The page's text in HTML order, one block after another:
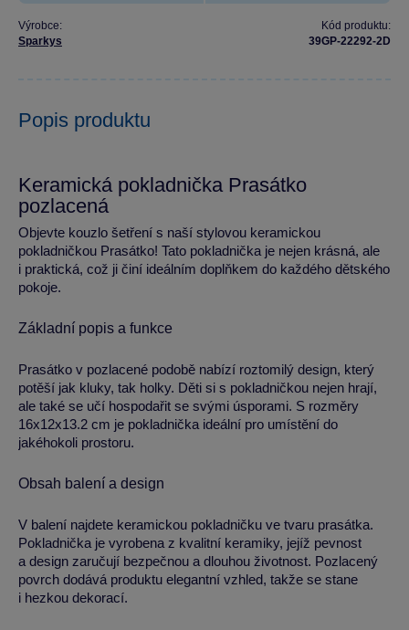
Výrobce:
Sparkys
Kód produktu:
39GP-22292-2D
Popis produktu
Keramická pokladnička Prasátko
pozlacená
Objevte kouzlo šetření s naší stylovou keramickou
pokladničkou Prasátko! Tato pokladnička je nejen krásná, ale
i praktická, což ji činí ideálním doplňkem do každého dětského
pokoje.
Základní popis a funkce
Prasátko v pozlacené podobě nabízí roztomilý design, který
potěší jak kluky, tak holky. Děti si s pokladničkou nejen hrají,
ale také se učí hospodařit se svými úsporami. S rozměry
16x12x13.2 cm je pokladnička ideální pro umístění do
jakéhokoli prostoru.
Obsah balení a design
V balení najdete keramickou pokladničku ve tvaru prasátka.
Pokladnička je vyrobena z kvalitní keramiky, jejíž pevnost
a design zaručují bezpečnou a dlouhou životnost. Pozlacený
povrch dodává produktu elegantní vzhled, takže se stane
i hezkou dekorací.